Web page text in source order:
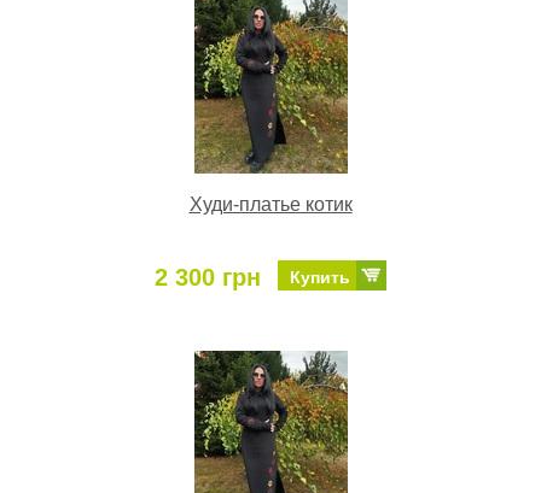
Худи-платье котик
2 300 грн Купить